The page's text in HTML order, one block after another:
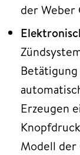
der Weber
Erzeugen
Modell der